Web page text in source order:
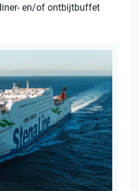
en/of ontbijtbuffet